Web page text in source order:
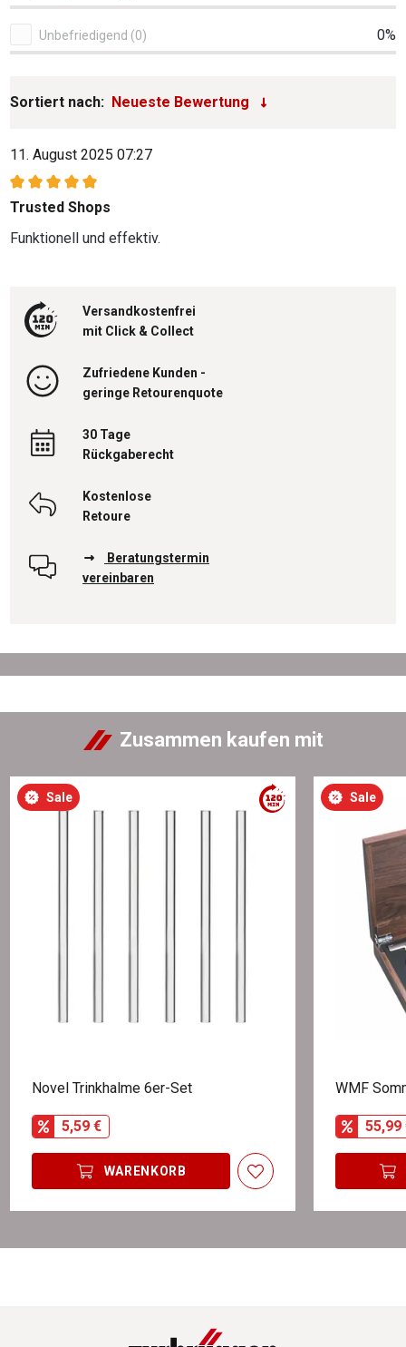
Unbefriedigend (0) 0%
Sortiert nach:
11. August 2025 07:27
Bewertung mit 5 von 5 Sternen
Trusted Shops
Funktionell und effektiv.
Versandkostenfrei
mit Click & Collect
Zufriedene Kunden -
geringe Retourenquote
30 Tage
Rückgaberecht
Kostenlose
Retoure
Beratungstermin
vereinbaren
Zusammen kaufen mit
Sale
Novel Trinkhalme 6er-Set
5,59 €
WARENKORB
Sale
WMF
55,99